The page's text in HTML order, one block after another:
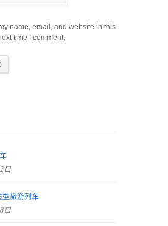
name, email, and website in this
time I comment.
日
型旅游列车
日